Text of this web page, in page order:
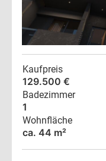
Kaufpreis
129.500 €
Badezimmer
1
Wohnfläche
ca. 44 m²